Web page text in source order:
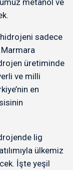
sadece
üretiminde
ve milli
en
lig
ülkemiz
İşte yeşil